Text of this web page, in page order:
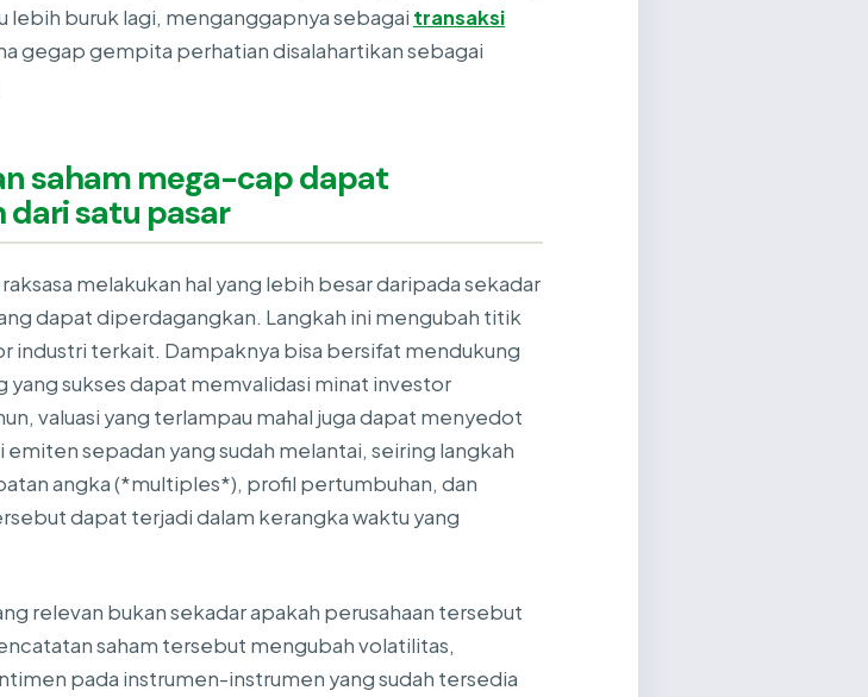
lebih buruk lagi, menganggapnya sebagai transaksi
gegap gempita perhatian disalahartikan sebagai
saham mega-cap dapat
dari satu pasar
melakukan hal yang lebih besar daripada sekadar
dapat diperdagangkan. Langkah ini mengubah titik
industri terkait. Dampaknya bisa bersifat mendukung
yang sukses dapat memvalidasi minat investor
valuasi yang terlampau mahal juga dapat menyedot
sepadan yang sudah melantai, seiring langkah
angka (*multiples*), profil pertumbuhan, dan
dapat terjadi dalam kerangka waktu yang
relevan bukan sekadar apakah perusahaan tersebut
saham tersebut mengubah volatilitas,
pada instrumen-instrumen yang sudah tersedia